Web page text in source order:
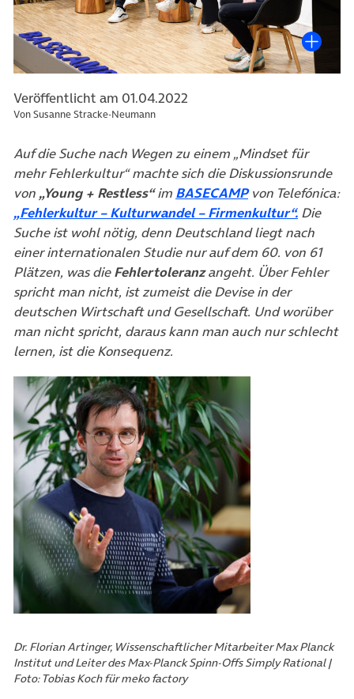
Veröffentlicht am 01.04.2022
Von Susanne Stracke-Neumann
Auf die Suche nach Wegen zu einem „Mindset für
mehr Fehlerkultur“ machte sich die Diskussionsrunde
von „Young + Restless“im BASECAMP(öffnet in neuem
von Telefónica:
„Fehlerkultur – Kulturwandel – Firmenkultur“.(öffnet
Die
Suche ist wohl nötig, denn Deutschland liegt nach
einer internationalen Studie nur auf dem 60. von 61
Plätzen, was dieFehlertoleranzangeht. Über Fehler
spricht man nicht, ist zumeist die Devise in der
deutschen Wirtschaft und Gesellschaft. Und worüber
man nicht spricht, daraus kann man auch nur schlecht
lernen, ist die Konsequenz.
Dr. Florian Artinger, Wissenschaftlicher Mitarbeiter Max Planck
Institut und Leiter des Max-Planck Spinn-Offs Simply Rational |
Foto: Tobias Koch für meko factory